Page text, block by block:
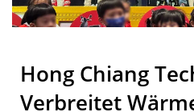
Hong Chiang
Verbreitet